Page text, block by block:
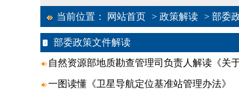
当前位置： 网站首页 > 政策解读 > 部委
部委政策文件解读
自然资源部地质勘查管理司负责人解读《关
一图读懂《卫星导航定位基准站管理办法》